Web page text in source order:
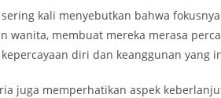
kali menyebutkan bahwa
wanita, membuat mereka merasa
diri dan keanggunan yang
juga memperhatikan aspek